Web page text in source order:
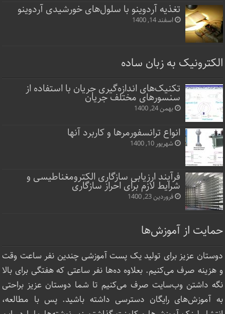
تغذیه آردوینو با سلول‌های خورشیدی آردوینو
اسفند 14, 1400
الکترونیک به زبان ساده
تکنیک‌های اندازه‌گیری جریان با استفاده از
سنسورهای مختلف جریان
بهمن 24, 1400
انواع ترانسفورمرها و کاربرد آنها
شهریور 10, 1400
فرآیند ارزیابی سازگاری الکترومغناطیسی و
شرایط لازم برای احراز سازگاری
فروردین 23, 1400
حمایت از آموزش‌ها
دوستان عزیز برای تولید یک پست آموزشی چندین نفر ساعت‌ وقت
و هزینه صرف می‌کنیم. بعلاوه ده‌ها نفر ساعتی که هفتگی برای بالا
نگه داشتن وب‌سایت صرف ‌می‌کنیم تا شما دوستان عزیز براحتی
به آموزش‌های رایگان دسترسی داشته باشید. پس با مطالعه،